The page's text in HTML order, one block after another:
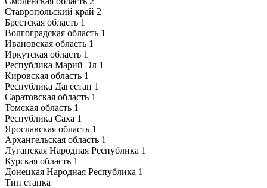
Ставропольский край 2
Брестская область 1
Волгоградская область 1
Ивановская область 1
Иркутская область 1
Республика Марий Эл 1
Кировская область 1
Республика Дагестан 1
Саратовская область 1
Томская область 1
Республика Саха 1
Ярославская область 1
Архангельская область 1
Луганская Народная Республика 1
Курская область 1
Донецкая Народная Республика 1
Тип станка